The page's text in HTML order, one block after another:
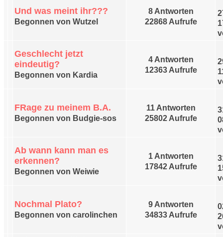
Und was meint ihr???
Begonnen von Wutzel
8 Antworten
22868 Aufrufe
Geschlecht jetzt
eindeutig?
Begonnen von Kardia
4 Antworten
12363 Aufrufe
FRage zu meinem B.A.
Begonnen von Budgie-sos
11 Antworten
25802 Aufrufe
Ab wann kann man es
erkennen?
Begonnen von Weiwie
1 Antworten
17842 Aufrufe
Nochmal Plato?
Begonnen von carolinchen
9 Antworten
34833 Aufrufe